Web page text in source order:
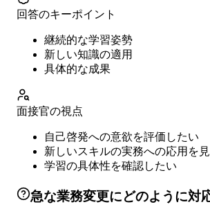
回答のキーポイント
継続的な学習姿勢
新しい知識の適用
具体的な成果
面接官の視点
自己啓発への意欲を評価したい
新しいスキルの実務への応用を
学習の具体性を確認したい
急な業務変更にどのように対